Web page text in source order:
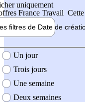
uniquement
France Travail
filtres de Date de
création de l'offre
Un jour
Trois jours
Une semaine
Deux semaines